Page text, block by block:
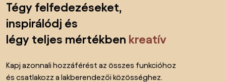
Tégy felfedezéseket,
inspirálódj és
légy teljes mértékben kreatív
Kapj azonnali hozzáférést az összes funkcióhoz
és csatlakozz a lakberendezői közösséghez.